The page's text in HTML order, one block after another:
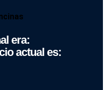
era:
actual es: